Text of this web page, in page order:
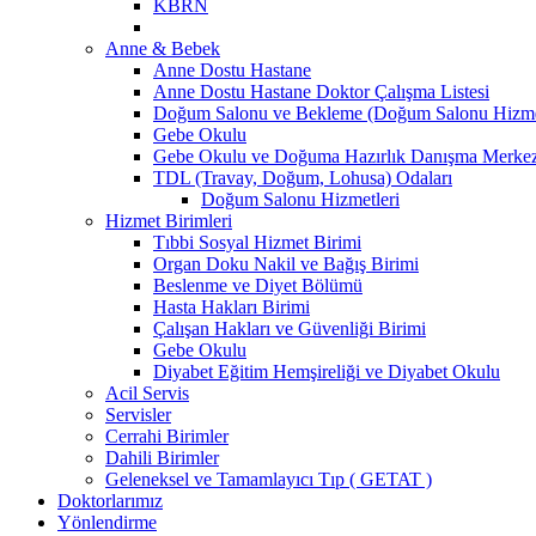
KBRN
Anne & Bebek
Anne Dostu Hastane
Anne Dostu Hastane Doktor Çalışma Listesi
Doğum Salonu ve Bekleme (Doğum Salonu
Gebe Okulu
Gebe Okulu ve Doğuma Hazırlık Danışma
TDL (Travay, Doğum, Lohusa) Odaları
Doğum Salonu Hizmetleri
Hizmet Birimleri
Tıbbi Sosyal Hizmet Birimi
Organ Doku Nakil ve Bağış Birimi
Beslenme ve Diyet Bölümü
Hasta Hakları Birimi
Çalışan Hakları ve Güvenliği Birimi
Gebe Okulu
Diyabet Eğitim Hemşireliği ve Diyabet Okulu
Acil Servis
Servisler
Cerrahi Birimler
Dahili Birimler
Geleneksel ve Tamamlayıcı Tıp ( GETAT )
Doktorlarımız
Yönlendirme